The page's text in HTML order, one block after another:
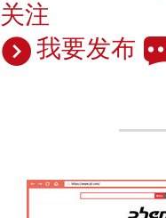
关注
我要发布